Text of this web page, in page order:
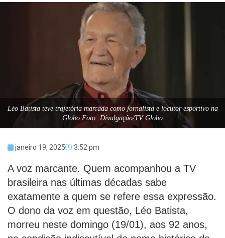
Léo Batista teve trajetória marcada como jornalista e locutor esportivo na
Globo Foto: Divulgação/TV Globo
janeiro 19, 2025 3:52 pm
A voz marcante. Quem acompanhou a TV
brasileira nas últimas décadas sabe
exatamente a quem se refere essa expressão.
O dono da voz em questão, Léo Batista,
morreu neste domingo (19/01), aos 92 anos,